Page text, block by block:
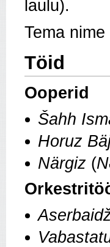
laulu).
Tema
Töid
Ooperid
Šahh
Horuz
Närgiz (